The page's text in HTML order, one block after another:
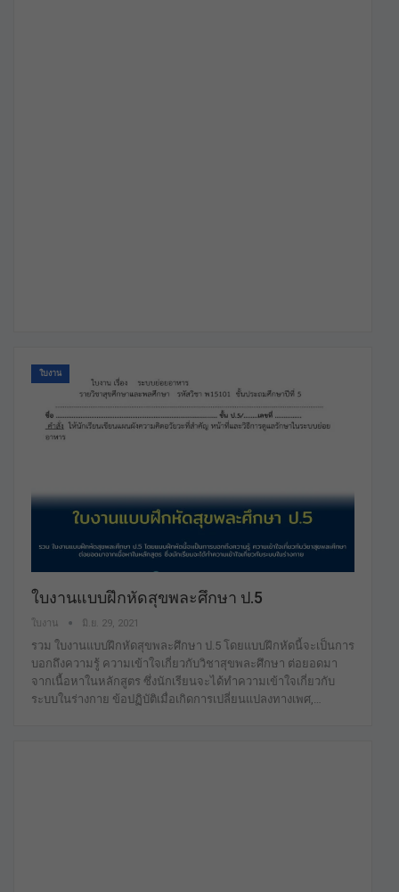
ใบงาน
ใบงานแบบฝึกหัดสุขพละศึกษา ป.5
ใบงาน มิ.ย. 29, 2021
รวม ใบงานแบบฝึกหัดสุขพละศึกษา ป.5 โดยแบบฝึกหัดนี้จะเป็นการ
บอกถึงความรู้ ความเข้าใจเกี่ยวกับวิชาสุขพละศึกษา ต่อยอดมา
จากเนื้อหาในหลักสูตร ซึ่งนักเรียนจะได้ทำความเข้าใจเกี่ยวกับ
ระบบในร่างกาย ข้อปฏิบัติเมื่อเกิดการเปลี่ยนแปลงทางเพศ,…